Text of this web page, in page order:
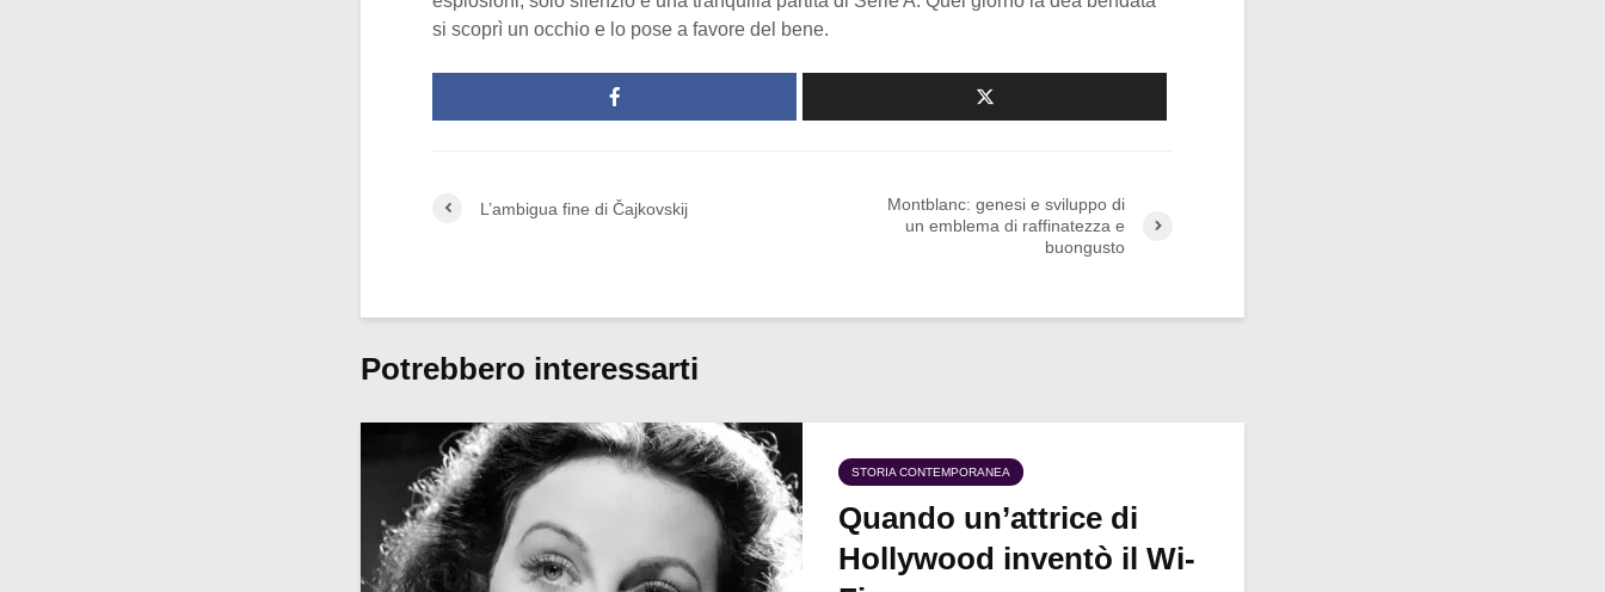
si scoprì un occhio e lo pose a favore del bene.
L’ambigua fine di Čajkovskij
Montblanc: genesi e sviluppo di
un emblema di raffinatezza e
buongusto
Potrebbero interessarti
STORIA CONTEMPORANEA
Quando un’attrice di
Hollywood inventò il Wi-